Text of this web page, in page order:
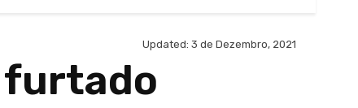
Updated: 3 de Dezembro, 2021
furtado